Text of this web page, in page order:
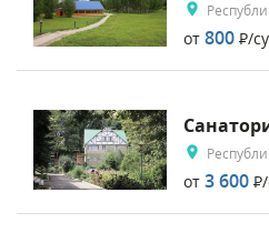
от 800 Р/
от 3 600 Р